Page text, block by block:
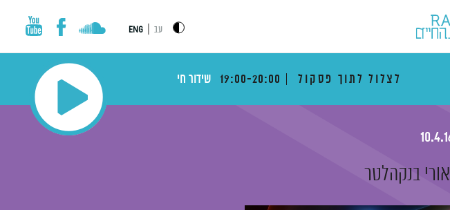
עב ENG
לצלול לתוך פסקול 19:00-20:00 שידור חי
אורי בנקהלטר